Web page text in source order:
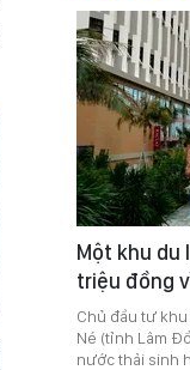
Một khu du
triệu đồng
Chủ đầu tư
Né (tỉnh Lâm
nước thải sinh